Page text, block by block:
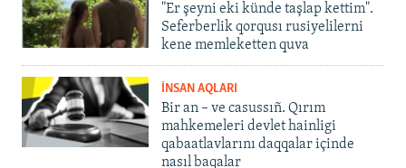
"Er şeyni eki künde taşlap kettim".
Seferberlik qorqusı rusiyelilerni
kene memleketten quva
İNSAN AQLARI
Bir an – ve casussıñ. Qırım
mahkemeleri devlet hainligi
qabaatlavlarını daqqalar içinde
nasıl baqalar